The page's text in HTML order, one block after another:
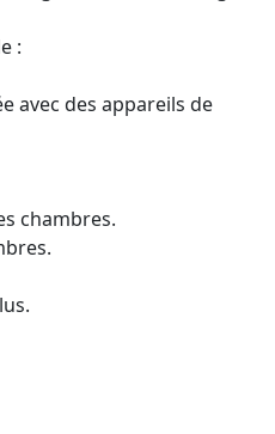
:
avec des appareils de
chambres.